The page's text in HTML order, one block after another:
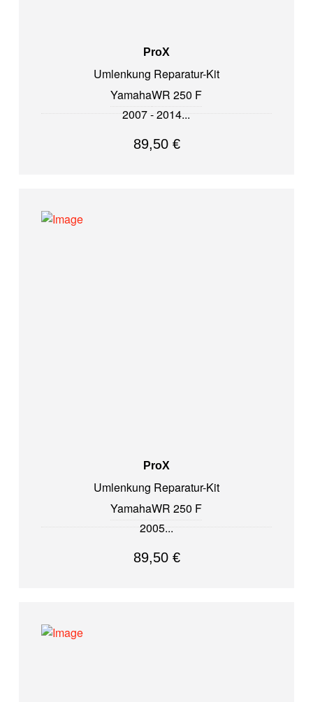
ProX
Umlenkung Reparatur-Kit
YamahaWR 250 F
2007 - 2014
89,50 €
ProX
Umlenkung Reparatur-Kit
YamahaWR 250 F
2005
89,50 €